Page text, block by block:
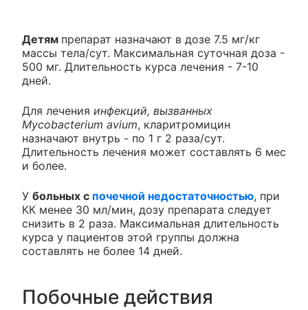
Детям препарат назначают в дозе 7.5 мг/кг
массы тела/сут. Максимальная суточная доза -
500 мг. Длительность курса лечения - 7-10
дней.
Для лечения инфекций, вызванных
Mycobacterium avium, кларитромицин
назначают внутрь - по 1 г 2 раза/сут.
Длительность лечения может составлять 6 мес
и более.
У больных с почечной недостаточностью, при
КК менее 30 мл/мин, дозу препарата следует
снизить в 2 раза. Максимальная длительность
курса у пациентов этой группы должна
составлять не более 14 дней.
Побочные действия